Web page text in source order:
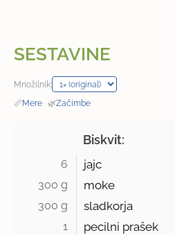
SESTAVINE
Množilnik:
📏Mere · 🌿Začimbe
Biskvit:
6 jajc
300 g moke
300 g sladkorja
1 pecilni prašek